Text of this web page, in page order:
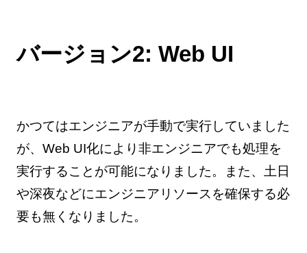
バージョン2: Web UI
かつてはエンジニアが手動で実行していました
が、Web UI化により非エンジニアでも処理を
実行することが可能になりました。また、土日
や深夜などにエンジニアリソースを確保する必
要も無くなりました。